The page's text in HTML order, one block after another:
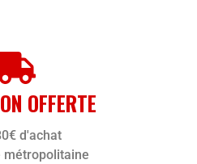
OFFERTE
d'achat
métropolitaine